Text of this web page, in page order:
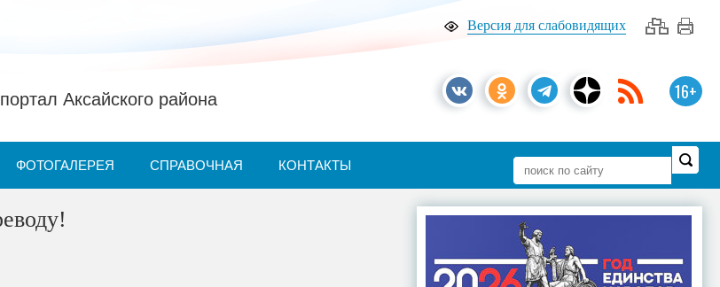
Версия для слабовидящих
16+
Аксайского района
ФОТОГАЛЕРЕЯ СПРАВОЧНАЯ КОНТАКТЫ